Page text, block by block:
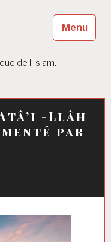
de l’Islam.
Menu
-Llâh
par